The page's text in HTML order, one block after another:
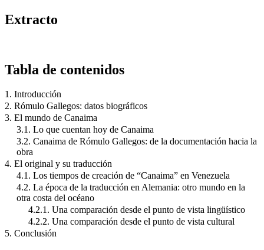
Extracto
Tabla de contenidos
1. Introducción
2. Rómulo Gallegos: datos biográficos
3. El mundo de Canaima
3.1. Lo que cuentan hoy de Canaima
3.2. Canaima de Rómulo Gallegos: de la documentación hacia la
obra
4. El original y su traducción
4.1. Los tiempos de creación de “Canaima” en Venezuela
4.2. La época de la traducción en Alemania: otro mundo en la
otra costa del océano
4.2.1. Una comparación desde el punto de vista lingüístico
4.2.2. Una comparación desde el punto de vista cultural
5. Conclusión